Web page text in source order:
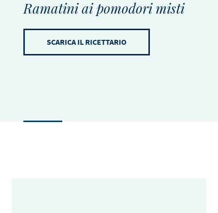
Ramatini ai pomodori misti
SCARICA IL RICETTARIO